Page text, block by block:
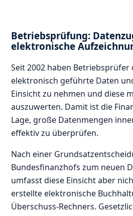
Betriebsprüfung:
elektronische
Seit 2002 haben
elektronisch geführte Daten
Einsicht zu nehmen und diese
auszuwerten. Damit ist die
Lage, große Datenmengen
effektiv zu überprüfen.
Nach einer
Bundesfinanzhofs zum neuen
umfasst diese Einsicht aber
erstellte elektronische
Überschuss-Rechners.